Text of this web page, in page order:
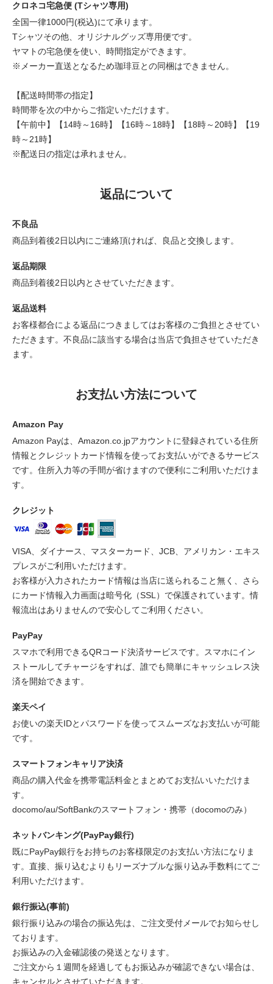
クロネコ宅急便 (Tシャツ専用)
全国一律1000円(税込)にて承ります。
Tシャツその他、オリジナルグッズ専用便です。
ヤマトの宅急便を使い、時間指定ができます。
※メーカー直送となるため珈琲豆との同梱はできません。
【配送時間帯の指定】
時間帯を次の中からご指定いただけます。
【午前中】【14時～16時】【16時～18時】【18時～20時】【19
時～21時】
※配送日の指定は承れません。
返品について
不良品
商品到着後2日以内にご連絡頂ければ、良品と交換します。
返品期限
商品到着後2日以内とさせていただきます。
返品送料
お客様都合による返品につきましてはお客様のご負担とさせてい
ただきます。不良品に該当する場合は当店で負担させていただき
ます。
お支払い方法について
Amazon Pay
Amazon Payは、Amazon.co.jpアカウントに登録されている住所
情報とクレジットカード情報を使ってお支払いができるサービス
です。住所入力等の手間が省けますので便利にご利用いただけま
す。
クレジット
VISA、ダイナース、マスターカード、JCB、アメリカン・エキス
プレスがご利用いただけます。
お客様が入力されたカード情報は当店に送られること無く、さら
にカード情報入力画面は暗号化（SSL）で保護されています。情
報流出はありませんので安心してご利用ください。
PayPay
スマホで利用できるQRコード決済サービスです。スマホにイン
ストールしてチャージをすれば、誰でも簡単にキャッシュレス決
済を開始できます。
楽天ペイ
お使いの楽天IDとパスワードを使ってスムーズなお支払いが可能
です。
スマートフォンキャリア決済
商品の購入代金を携帯電話料金とまとめてお支払いいただけま
す。
docomo/au/SoftBankのスマートフォン・携帯（docomoのみ）
ネットバンキング(PayPay銀行)
既にPayPay銀行をお持ちのお客様限定のお支払い方法になりま
す。直接、振り込むよりもリーズナブルな振り込み手数料にてご
利用いただけます。
銀行振込(事前)
銀行振り込みの場合の振込先は、ご注文受付メールでお知らせし
ております。
お振込みの入金確認後の発送となります。
ご注文から１週間を経過してもお振込みが確認できない場合は、
キャンセルとさせていただきます。